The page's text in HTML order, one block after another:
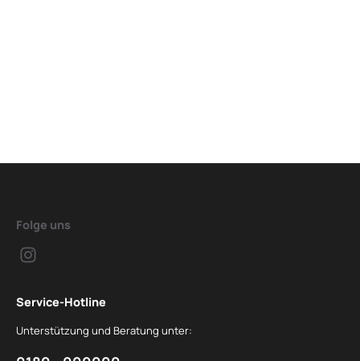
Folge uns
Service-Hotline
Unterstützung und Beratung unter: